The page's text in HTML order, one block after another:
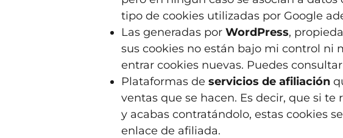
tipo de cookies utilizadas por Google
Las generadas por WordPress,
sus cookies no están bajo mi control
entrar cookies nuevas. Puedes
Plataformas de servicios de afiliación
ventas que se hacen. Es decir, que si
y acabas contratándolo, estas cookies
enlace de afiliada.